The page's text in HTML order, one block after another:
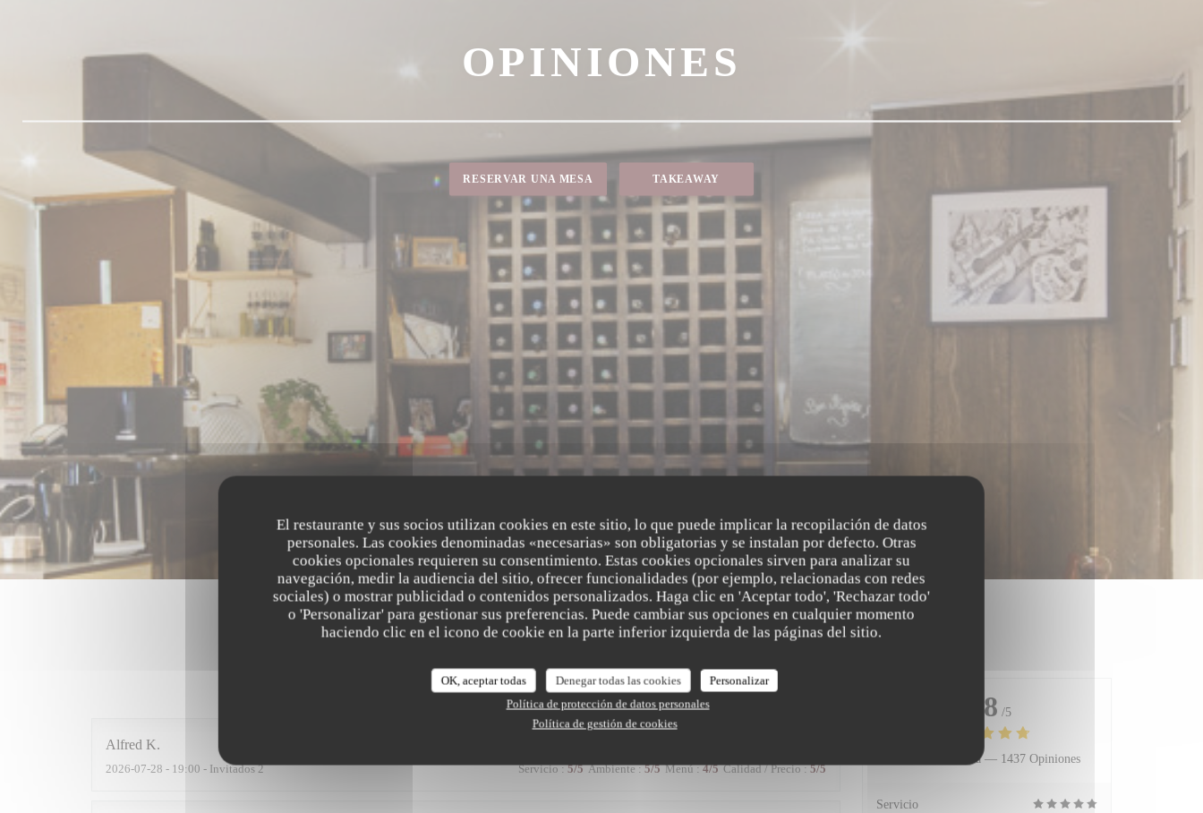
El restaurante y sus socios utilizan cookies en este sitio, lo que puede implicar la recopilación de datos
personales. Las cookies denominadas «necesarias» son obligatorias y se instalan por defecto. Otras
cookies opcionales requieren su consentimiento. Estas cookies opcionales sirven para analizar su
navegación, medir la audiencia del sitio, ofrecer funcionalidades (por ejemplo, relacionadas con redes
sociales) o mostrar publicidad o contenidos personalizados. Haga clic en 'Aceptar todo', 'Rechazar todo'
o 'Personalizar' para gestionar sus preferencias. Puede cambiar sus opciones en cualquier momento
haciendo clic en el icono de cookie en la parte inferior izquierda de las páginas del sitio.
OK, aceptar todas Denegar todas las cookies
Personalizar
Política de protección de datos personales
Política de gestión de cookies
OPINIONES
RESERVAR UNA MESA TAKEAWAY
Las opiniones de nuestros clientes
Alfred K
2026-07-28 - 19:00 - Invitados 2 Servicio: 5/5 Ambiente: 5/5 Menú: 4/5 Calidad / Precio: 5/5
4.8 /5
Valoración media — 1437 Opiniones
Servicio